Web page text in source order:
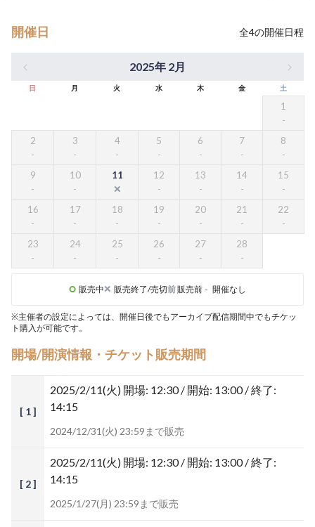
開催日 全4の開催日程
2025年 2月
日 月 火 水 木 金 土
1
2 3 4 5 6 7 8
9 10 11 12 13 14 15
16 17 18 19 20 21 22
23 24 25 26 27 28
販売中 販売終了/売切前販売前 - 開催なし
※主催者の設定によっては、開催日後でもアーカイブ配信期間中でもチケッ
ト購入が可能です。
開場/開演情報・チケット販売期間
[ 1 ]
2025/2/11(火) 開場: 12:30 / 開始: 13:00 / 終了:
14:15
2024/12/31(火) 23:59まで販売
[ 2 ]
2025/2/11(火) 開場: 12:30 / 開始: 13:00 / 終了:
14:15
2025/1/27(月) 23:59まで販売